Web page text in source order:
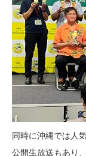
同時に沖縄では人
公開生放送もあり